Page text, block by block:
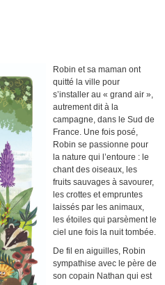
Robin et sa maman ont
quitté la ville pour
s’installer au « grand air »,
autrement dit à la
campagne, dans le Sud de
France. Une fois posé,
Robin se passionne pour
la nature qui l’entoure : le
chant des oiseaux, les
fruits sauvages à savourer,
les crottes et empruntes
laissés par les animaux,
les étoiles qui parsèment le
ciel une fois la nuit tombée.
De fil en aiguilles, Robin
sympathise avec le père de
son copain Nathan qui est